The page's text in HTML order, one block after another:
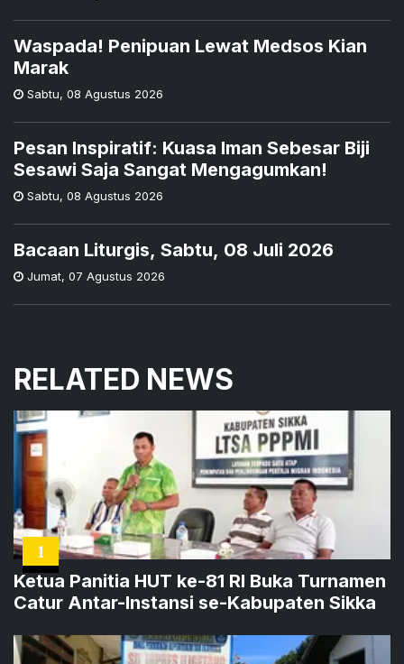
Waspada! Penipuan Lewat Medsos Kian
Marak
Sabtu, 08 Agustus 2026
Pesan Inspiratif: Kuasa Iman Sebesar Biji
Sesawi Saja Sangat Mengagumkan!
Sabtu, 08 Agustus 2026
Bacaan Liturgis, Sabtu, 08 Juli 2026
Jumat, 07 Agustus 2026
RELATED NEWS
1
Ketua Panitia HUT ke-81 RI Buka Turnamen
Catur Antar-Instansi se-Kabupaten Sikka